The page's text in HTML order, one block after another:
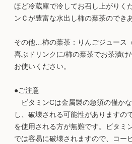
ほど冷蔵庫で冷してお召し上がりく
ンＣが豊富な水出し柿の葉茶のでき
その他…柿の葉茶：りんごジュース
喜ぶドリンクに/柿の葉茶でお茶漬け
お使いください。
●ご注意
ビタミンCは金属製の急須の僅か
し、破壊される可能性がありますの
を使用される方が無難です。ビタミ
では容易に破壊されますので、コー